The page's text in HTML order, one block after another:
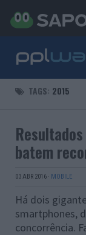
TAGS: 2015
batem
03 ABR 2016 · MOBILE
Há dois
smartphones,
concorrência.